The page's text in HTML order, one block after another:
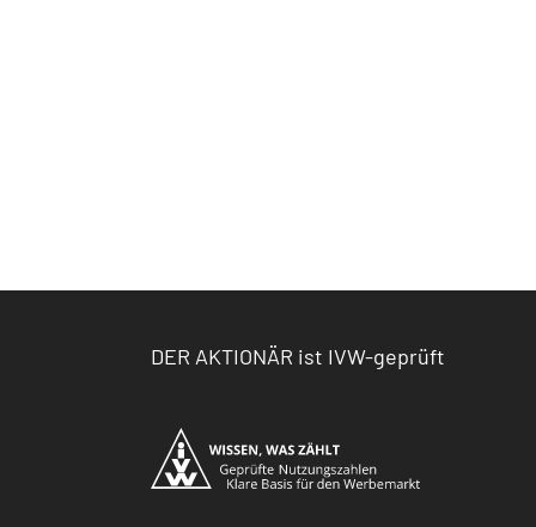
DER AKTIONÄR ist IVW-geprüft